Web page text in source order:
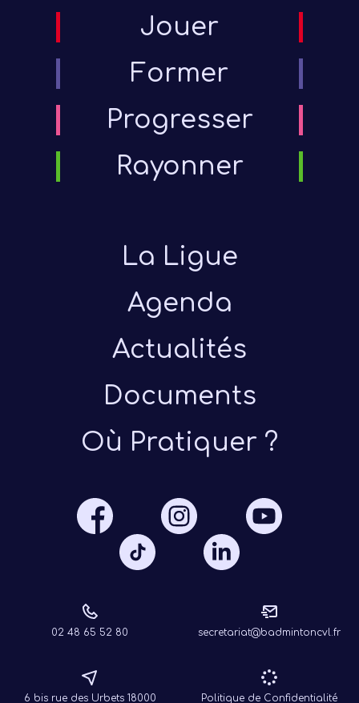
Jouer
Former
Progresser
Rayonner
La Ligue
Agenda
Actualités
Documents
Où Pratiquer ?
02 48 65 52 80 secretariat@badmintoncvl.fr
6 bis rue des Urbets 18000 Politique de Confidentialité